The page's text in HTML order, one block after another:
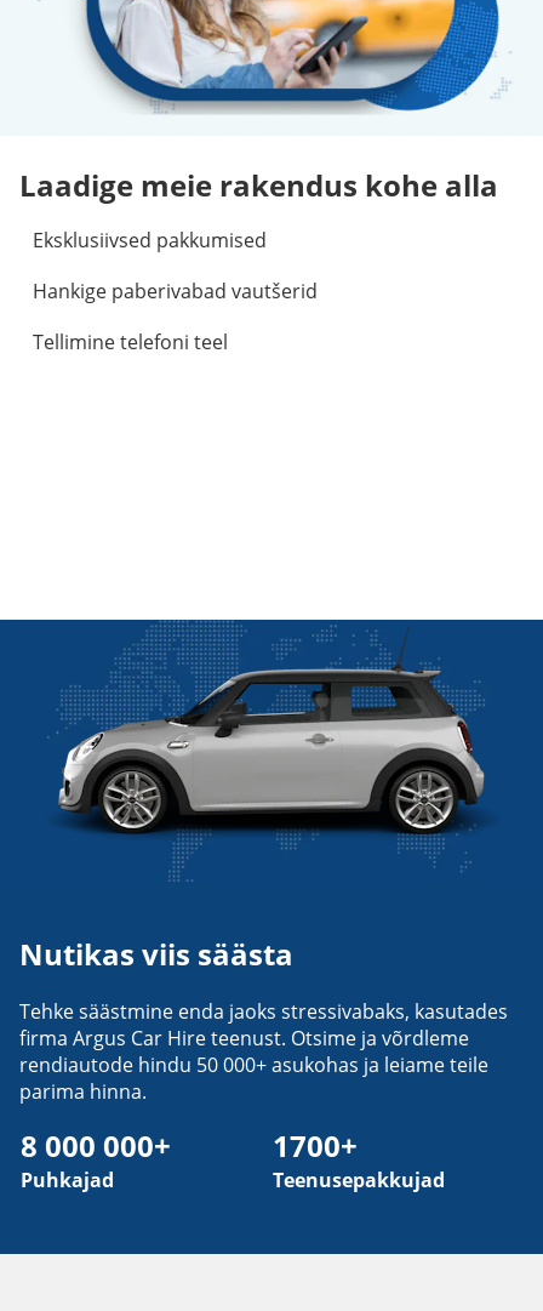
Laadige meie rakendus kohe alla
Eksklusiivsed pakkumised
Hankige paberivabad vautšerid
Tellimine telefoni teel
Nutikas viis säästa
Tehke säästmine enda jaoks stressivabaks, kasutades
firma Argus Car Hire teenust. Otsime ja võrdleme
rendiautode hindu 50 000+ asukohas ja leiame teile
parima hinna.
8 000 000+
Puhkajad
1700+
Teenusepakkujad